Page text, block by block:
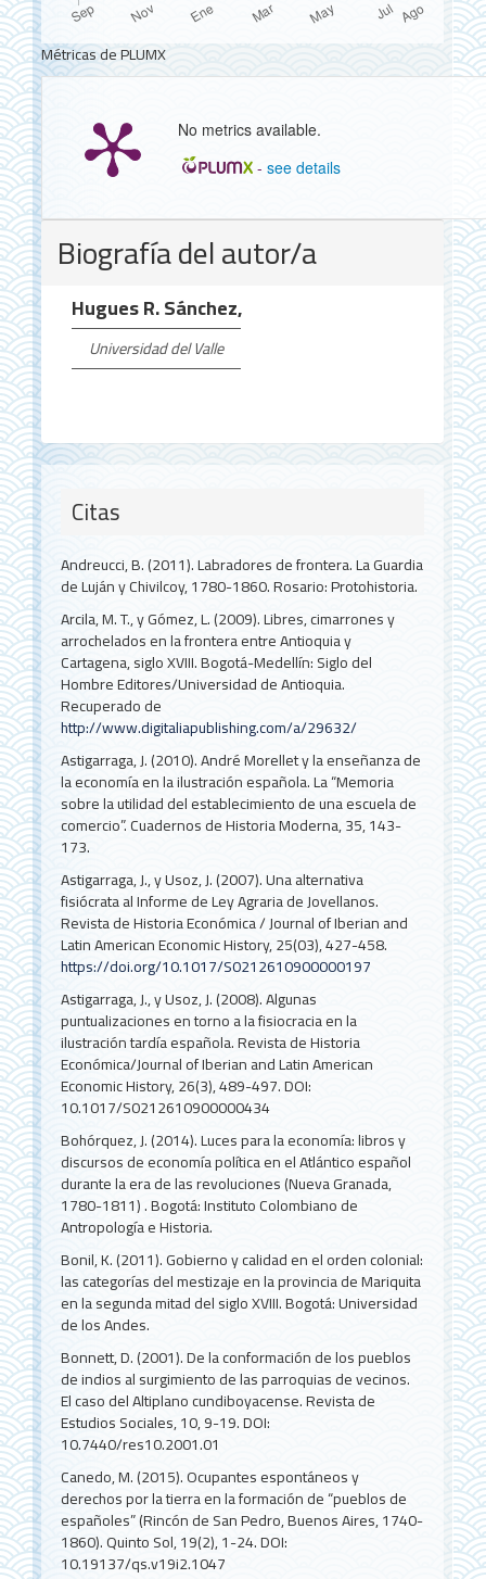
Métricas de PLUMX
No metrics available.
-see details
Detalles
del
artículo
Biografía del autor/a
Hugues R. Sánchez,
Universidad del Valle
Citas
Andreucci, B. (2011). Labradores de frontera. La Guardia
de Luján y Chivilcoy, 1780-1860. Rosario: Protohistoria.
Arcila, M. T., y Gómez, L. (2009). Libres, cimarrones y
arrochelados en la frontera entre Antioquia y
Cartagena, siglo XVIII. Bogotá-Medellín: Siglo del
Hombre Editores/Universidad de Antioquia.
Recuperado de
http://www.digitaliapublishing.com/a/29632/
Astigarraga, J. (2010). André Morellet y la enseñanza de
la economía en la ilustración española. La “Memoria
sobre la utilidad del establecimiento de una escuela de
comercio”. Cuadernos de Historia Moderna, 35, 143-
173.
Astigarraga, J., y Usoz, J. (2007). Una alternativa
fisiócrata al Informe de Ley Agraria de Jovellanos.
Revista de Historia Económica / Journal of Iberian and
Latin American Economic History, 25(03), 427-458.
https://doi.org/10.1017/S0212610900000197
Astigarraga, J., y Usoz, J. (2008). Algunas
puntualizaciones en torno a la fisiocracia en la
ilustración tardía española. Revista de Historia
Económica/Journal of Iberian and Latin American
Economic History, 26(3), 489-497. DOI:
10.1017/S0212610900000434
Bohórquez, J. (2014). Luces para la economía: libros y
discursos de economía política en el Atlántico español
durante la era de las revoluciones (Nueva Granada,
1780-1811) . Bogotá: Instituto Colombiano de
Antropología e Historia.
Bonil, K. (2011). Gobierno y calidad en el orden colonial:
las categorías del mestizaje en la provincia de Mariquita
en la segunda mitad del siglo XVIII. Bogotá: Universidad
de los Andes.
Bonnett, D. (2001). De la conformación de los pueblos
de indios al surgimiento de las parroquias de vecinos.
El caso del Altiplano cundiboyacense. Revista de
Estudios Sociales, 10, 9-19. DOI:
10.7440/res10.2001.01
Canedo, M. (2015). Ocupantes espontáneos y
derechos por la tierra en la formación de “pueblos de
españoles” (Rincón de San Pedro, Buenos Aires, 1740-
1860). Quinto Sol, 19(2), 1-24. DOI:
10.19137/qs.v19i2.1047